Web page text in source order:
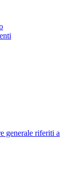
generale riferiti a